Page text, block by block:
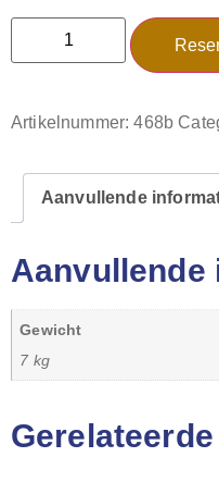
Artikelnummer:468b
Aanvullende
Aanvullende
Gewicht
7 kg